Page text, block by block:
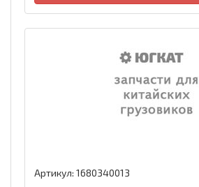
Артикул: 1680340013